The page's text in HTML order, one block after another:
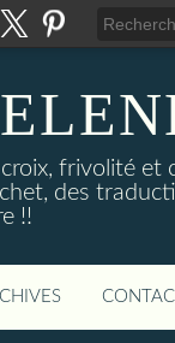
frivolité et
des
!!